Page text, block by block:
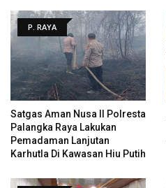
P. RAYA
Satgas Aman Nusa II Polresta
Palangka Raya Lakukan
Pemadaman Lanjutan
Karhutla Di Kawasan Hiu Putih